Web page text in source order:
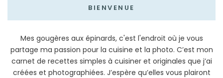
BIENVENUE
Mes gougères aux épinards, c'est l'endroit où je vous
partage ma passion pour la cuisine et la photo. C’est mon
carnet de recettes simples à cuisiner et originales que j’ai
créées et photographiées. J’espère qu’elles vous plairont